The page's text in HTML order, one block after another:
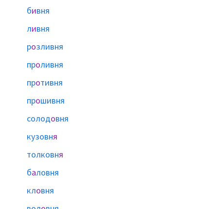
бивня
ливня
розливня
проливня
противня
прошивня
солодовня
кузовня
толковня
баловня
кловня